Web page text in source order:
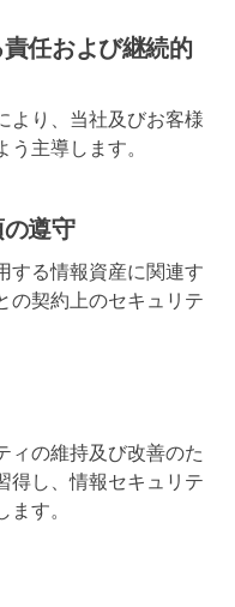
任および継続的
より、当社及びお客様
主導します。
遵守
する情報資産に関連す
の契約上のセキュリテ
ィの維持及び改善のた
得し、情報セキュリテ
す。